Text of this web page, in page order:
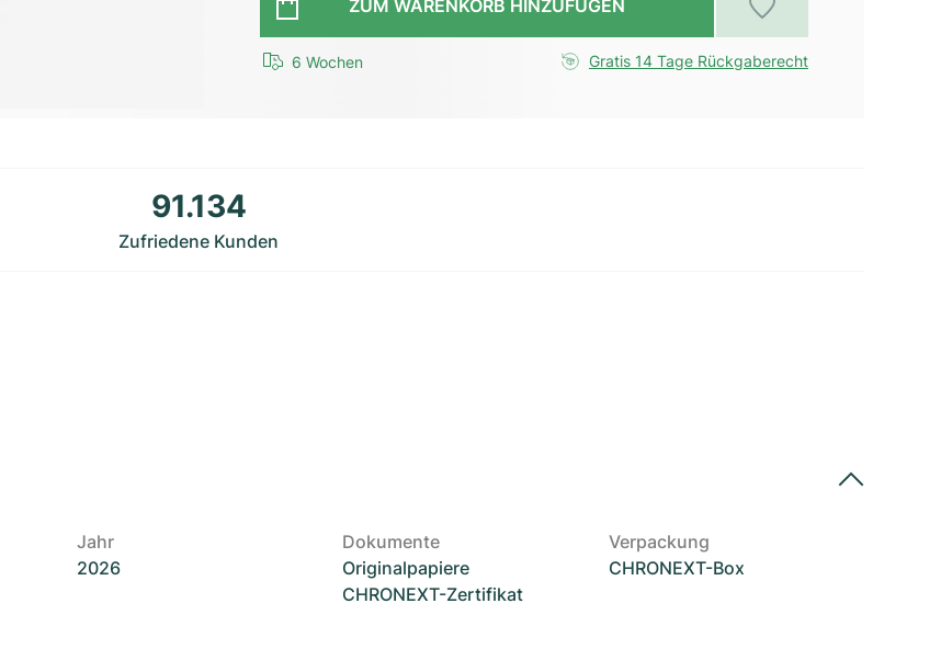
ZUM WARENKORB HINZUFÜGEN
6 Wochen Gratis 14 Tage Rückgaberecht
91.134
Zufriedene Kunden
Jahr
2026
Dokumente
Originalpapiere
CHRONEXT-Zertifikat
Verpackung
CHRONEXT-Box